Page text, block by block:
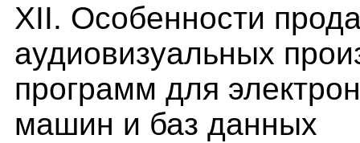
XII. Особенности
аудиовизуальных
программ для
машин и баз данных